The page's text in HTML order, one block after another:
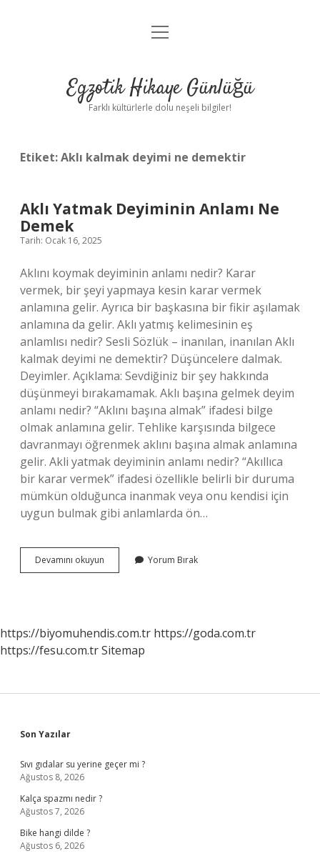
Anasayfa
Yasal Uyarı
menüyü
Egzotik Hikaye Günlüğü
Farklı kültürlerle dolu neşeli bilgiler!
Etiket:Aklı kalmak deyimi ne demektir
Aklı Yatmak Deyiminin Anlamı Ne
Demek
Tarih: Ocak 16, 2025
Aklını koymak deyiminin anlamı nedir? Karar
vermek, bir şeyi yapmaya kesin karar vermek
anlamına gelir. Ayrıca bir başkasına bir fikir aşılamak
anlamına da gelir. Aklı yatmış kelimesinin eş
anlamlısı nedir? Sesli Sözlük – inanılan, inanılan Aklı
kalmak deyimi ne demektir? Düşüncelere dalmak.
Deyimler. Açıklama: Sevdiğiniz bir şey hakkında
düşünmeyi bırakamamak. Aklı başına gelmek deyim
anlamı nedir? “Aklını başına almak” ifadesi bilge
olmak anlamına gelir. Tehlike karşısında bilgece
davranmayı öğrenmek aklını başına almak anlamına
gelir. Akli yatmak deyiminin anlamı nedir? “Akıllıca
bir karar vermek” ifadesi özellikle belirli bir duruma
mümkün olduğunca inanmak veya onu kendisi için
uygun bulmak gibi anlamlarda ön…
Devamını okuyun
Yatmak
Yorum Bırak
https://biyomuhendis.com.tr https://goda.com.tr
https://fesu.com.trSitemap
Sidebar
Son Yazılar
Sıvı gıdalar su yerine geçer mi ?
Ağustos 8, 2026
Kalça spazmı nedir ?
Ağustos 7, 2026
Bike hangi dilde ?
Ağustos 6, 2026